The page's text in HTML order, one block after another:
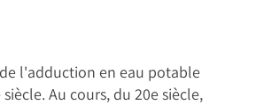
l'adduction en eau potable
Au cours, du 20e siècle,